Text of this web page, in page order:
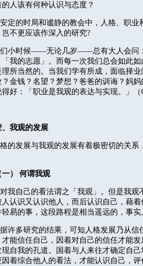
人该有何种认识与态度？
定的时局和谧静的教会中，人格、职
岂不更应该作深入的研究?
小时候——无论几岁——总有大人会问
「我的志愿」。而每一次我们总会如此
理所当然的。当我们学有所成，面临择
？金钱？名望？梦想？爸爸的训诲？妈
得好：「职业是我观的表达与实现。」（
、我观的发展
格的发展与我观的发展有着极密切的关
一） 何谓我观
我自己的看法谓之「我观」。但是我
人认识又认识他人，而后认识自己，藉
轻易的事，这段路程是相当遥远的，事
许多研究的结果，可知人格发展乃从
才能信任自己，因着对自己的信任才能
现自我的孔道。国着与人来往才确定自
因着综合他人的看法，才能认识自己，